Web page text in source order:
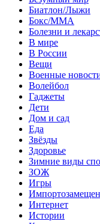
Биатлон/Лыжи
Бокс/MMA
Болезни и
В мире
В России
Вещи
Военные
Волейбол
Гаджеты
Дети
Дом и сад
Еда
Звёзды
Здоровье
Зимние виды
ЗОЖ
Игры
Интернет
Истории